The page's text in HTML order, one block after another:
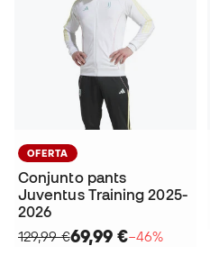
OFERTA
Conjunto pants
Juventus Training 2025-
2026
129,99 €69,99 €−46%